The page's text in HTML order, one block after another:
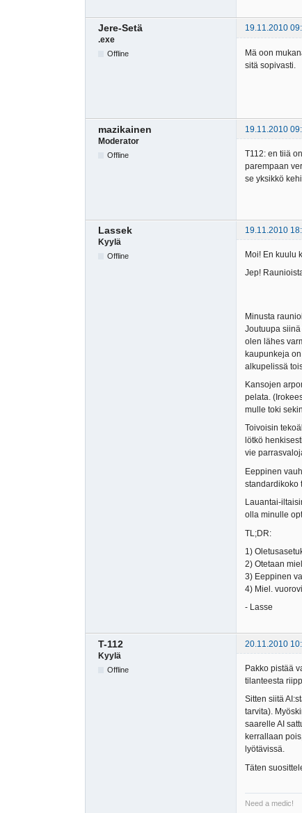
Jere-Setä
19.11.2010
.exe
Offline
Mä oon
sitä sopivasti.
mazikainen
19.11.2010
Moderator
Offline
T112: en tiiä
parempaan
se yksikkö
Lassek
19.11.2010
Kyylä
Offline
Moi! En kuulu
Jep!
Minusta
Joutuupa
olen lähes
kaupunkeja
alkupelissä
Kansojen
pelata.
mulle toki
Toivoisin
lötkö
vie
Eeppinen
standardikoko
Lauantai-
olla minulle
TL;DR:
1)
2) Otetaan
3) Eeppinen
4) Miel.
- Lasse
T-112
20.11.2010
Kyylä
Offline
Pakko pistää
tilanteesta
Sitten siitä
tarvita).
saarelle AI
kerrallaan
lyötävissä.
Täten
Need a medic!